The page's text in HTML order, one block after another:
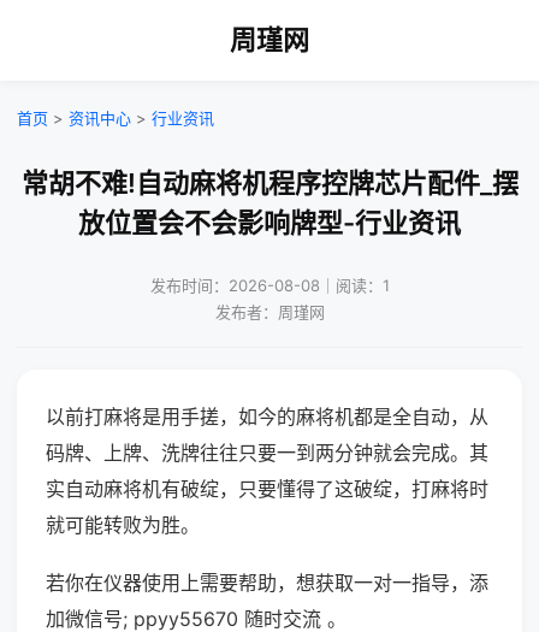
周瑾网
首页 > 资讯中心 > 行业资讯
常胡不难!自动麻将机程序控牌芯片配件_摆
放位置会不会影响牌型-行业资讯
发布时间：2026-08-08｜阅读：1
发布者：周瑾网
以前打麻将是用手搓，如今的麻将机都是全自动，从
码牌、上牌、洗牌往往只要一到两分钟就会完成。其
实自动麻将机有破绽，只要懂得了这破绽，打麻将时
就可能转败为胜。
若你在仪器使用上需要帮助，想获取一对一指导，添
加微信号; ppyy55670 随时交流 。